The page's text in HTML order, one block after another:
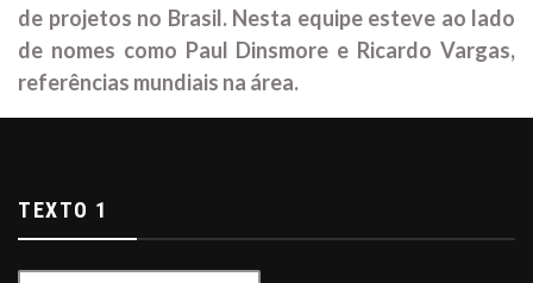
de projetos no Brasil. Nesta equipe esteve ao lado
de nomes como Paul Dinsmore e Ricardo Vargas,
referências mundiais na área.
TEXTO 1